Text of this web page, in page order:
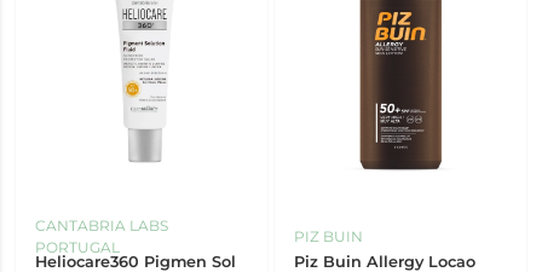
CANTABRIA LABS
PORTUGAL
Heliocare360 Pigmen Sol
PIZ BUIN
Piz Buin Allergy Locao